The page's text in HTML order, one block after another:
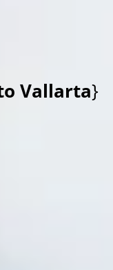
Vallarta}